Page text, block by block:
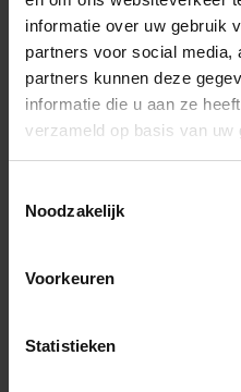
informatie over uw gebruik
partners voor social media,
partners kunnen deze
informatie die u aan ze
verzameld op basis van
Noodzakelijk
Voorkeuren
Statistieken
Art-Nr.: MA200200MO1
TopcollectionMatrix
Morpheus 1 20x20 cm
Inhoud: 0,68 m² = 38,86 €/Pakket